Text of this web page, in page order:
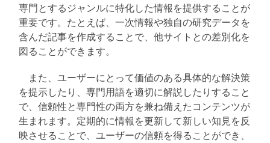
専門とするジャンルに特化した情報を提供することが
重要です。たとえば、一次情報や独自の研究データを
含んだ記事を作成することで、他サイトとの差別化を
図ることができます。
また、ユーザーにとって価値のある具体的な解決策
を提示したり、専門用語を適切に解説したりすること
で、信頼性と専門性の両方を兼ね備えたコンテンツが
生まれます。定期的に情報を更新して新しい知見を反
映させることで、ユーザーの信頼を得ることができ、